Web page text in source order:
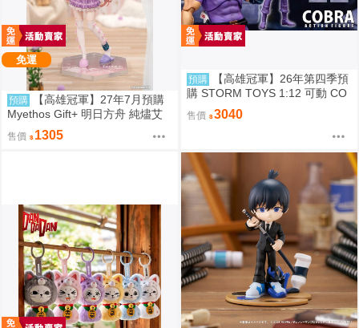
免運
預購
【高雄冠軍】27年7月預購
Myethos Gift+ 明日方舟 純燼艾
雅法拉 後來的故事Ver 1/8 1011
售價 1305
預購
【高雄冠軍】26年第四季預
購 STORM TOYS 1:12 可動 CO
BRA 眼鏡蛇 免訂金0825
售價 3040